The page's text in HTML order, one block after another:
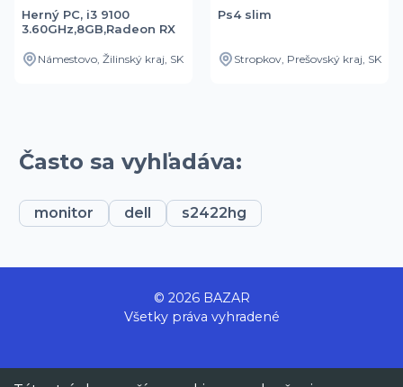
Herný PC, i3 9100
3.60GHz,8GB,Radeon RX
Námestovo, Žilinský kraj, SK
Ps4 slim
Stropkov, Prešovský kraj, SK
Často sa vyhľadáva:
monitor dell s2422hg
© 2026 BAZAR
Všetky práva vyhradené